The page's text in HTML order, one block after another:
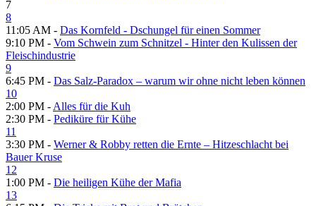
7
8
11:05 AM - Das Kornfeld - Dschungel für einen Sommer
9:10 PM - Vom Schwein zum Schnitzel - Hinter den Kulissen der
Fleischindustrie
9
6:45 PM - Das Salz-Paradox – warum wir ohne nicht leben können
10
2:00 PM - Alles für die Kuh
2:30 PM - Pediküre für Kühe
11
3:30 PM - Werner & Robby retten die Ernte – Hitzeschlacht bei
Bauer Kruse
12
1:00 PM - Die heiligen Kühe der Mafia
13